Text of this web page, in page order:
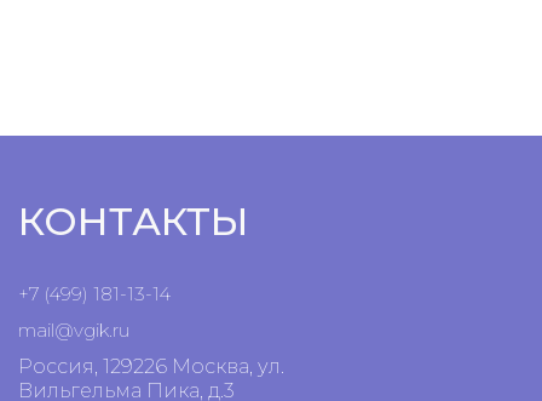
КОНТАКТЫ
+7 (499) 181-13-14
mail@vgik.ru
Россия, 129226 Москва, ул.
Вильгельма Пика, д.3